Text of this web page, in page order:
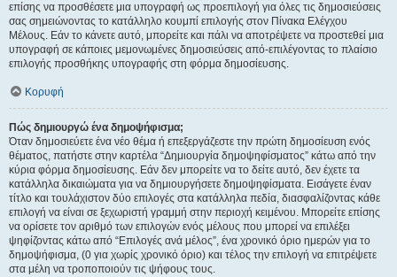
επίσης να προσθέσετε μια υπογραφή ως προεπιλογή για όλες τις δημοσιεύσεις
σας σημειώνοντας το κατάλληλο κουμπί επιλογής στον Πίνακα Ελέγχου
Μέλους. Εάν το κάνετε αυτό, μπορείτε και πάλι να αποτρέψετε να προστεθεί μια
υπογραφή σε κάποιες μεμονωμένες δημοσιεύσεις από-επιλέγοντας το πλαίσιο
επιλογής προσθήκης υπογραφής στη φόρμα δημοσίευσης.
Κορυφή
Πώς δημιουργώ ένα δημοψήφισμα;
Όταν δημοσιεύετε ένα νέο θέμα ή επεξεργάζεστε την πρώτη δημοσίευση ενός
θέματος, πατήστε στην καρτέλα “Δημιουργία δημοψηφίσματος” κάτω από την
κύρια φόρμα δημοσίευσης. Εάν δεν μπορείτε να το δείτε αυτό, δεν έχετε τα
κατάλληλα δικαιώματα για να δημιουργήσετε δημοψηφίσματα. Εισάγετε έναν
τίτλο και τουλάχιστον δύο επιλογές στα κατάλληλα πεδία, διασφαλίζοντας κάθε
επιλογή να είναι σε ξεχωριστή γραμμή στην περιοχή κειμένου. Μπορείτε επίσης
να ορίσετε τον αριθμό των επιλογών ενός μέλους που μπορεί να επιλέξει
ψηφίζοντας κάτω από “Επιλογές ανά μέλος”, ένα χρονικό όριο ημερών για το
δημοψήφισμα, (0 για χωρίς χρονικό όριο) και τέλος την επιλογή να επιτρέψετε
στα μέλη να τροποποιούν τις ψήφους τους.